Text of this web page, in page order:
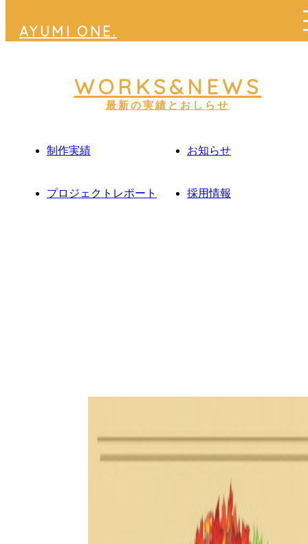
AYUMI ONE.
WORKS&NEWS
最新の実績とおしらせ
制作実績 お知らせ
プロジェクトレポート 採用情報